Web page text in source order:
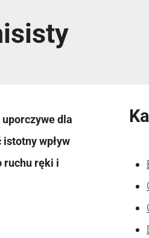
dla
wpływ
ruchu ręki i